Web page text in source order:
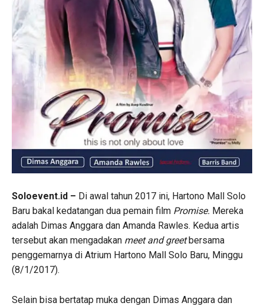
Soloevent.id – Di awal tahun 2017 ini, Hartono Mall Solo
Baru bakal kedatangan dua pemain film Promise. Mereka
adalah Dimas Anggara dan Amanda Rawles. Kedua artis
tersebut akan mengadakan meet and greetbersama
penggemarnya di Atrium Hartono Mall Solo Baru, Minggu
(8/1/2017).
Selain bisa bertatap muka dengan Dimas Anggara dan